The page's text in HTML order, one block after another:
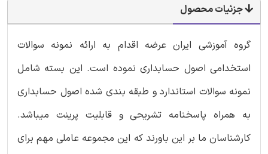
جزئیات محصول
گروه آموزشی ایران عرضه اقدام به ارائه نمونه سوالات
استخدامی اصول حسابداری نموده است. این بسته شامل
نمونه سوالات استاندارد و طبقه بندی شده اصول حسابداری
به همراه پاسخنامه تشریحی و قابلیت پرینت میباشد.
کارشناسان ما بر این باورند که این مجموعه عاملی مهم برای